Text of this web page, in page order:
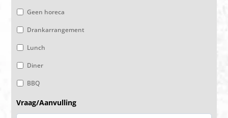
Geen horeca
Drankarrangement
Lunch
Diner
BBQ
Vraag/Aanvulling